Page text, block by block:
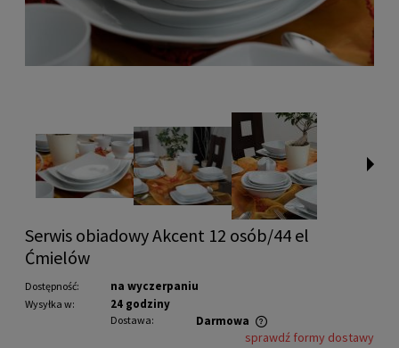
Serwis obiadowy Akcent 12 osób/44 el
Ćmielów
Dostępność: na wyczerpaniu
Wysyłka w: 24 godziny
Dostawa:
Darmowa
Cena nie zawiera ewentualnych kosztów płatności
sprawdź formy dostawy